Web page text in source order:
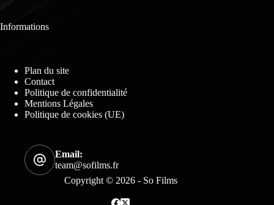
Informations
Plan du site
Contact
Politique de confidentialité
Mentions Légales
Politique de cookies (UE)
Email:
team@sofilms.fr
Copyright © 2026 - So Films